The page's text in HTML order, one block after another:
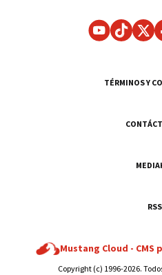
TÉRMINOS Y
RSS
Mustang Cloud - CMS
Copyright (c) 1996-2026.